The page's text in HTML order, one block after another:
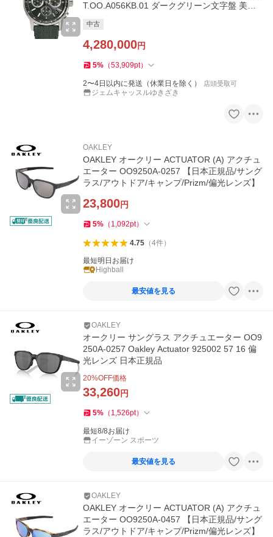
T.OO.A056KB.01 ダークグリーン文字盤 美品
中古
4,280,000円
5% （53,909pt）
2〜4日以内に発送（休業日を除く） 店頭受取可
ジェムキャッスルゆきざき
OAKLEY
OAKLEY オークリー ACTUATOR (A) アクチュ
エーター OO9250A-0257 【日本正規品/サング
ラス/アウトドア/キャンプ/Prizm/偏光レンズ】
23,800円
5% （ 1,092pt）
4.75（4件）
最短明日お届け
Highball
最安値を見る
OAKLEY
オークリー サングラス アクチュエーター OO9
250A-0257 Oakley Actuator 925002 57 16 偏
光レンズ 日本正規品
20%OFF価格
33,260円
5% （ 1,526pt）
最短8/8お届け
イーゾーン スポーツ
最安値を見る
OAKLEY
OAKLEY オークリー ACTUATOR (A) アクチュ
エーター OO9250A-0457 【日本正規品/サング
ラス/アウトドア/キャンプ/Prizm/偏光レンズ】